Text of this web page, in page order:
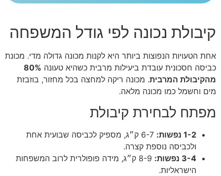
קיבולת נכונה לפי גודל המשפחה
אחת הטעויות הנפוצות ביותר היא לקנות מכונה גדולה מדי. מכונת
כביסה חסכונית עובדת ביעילות מרבית כשהיא טעונה 80%
מהקיבולת המרבית. מכונה ריקה למחצה בכל מחזור, בוזבזת
מים וחשמל כמו מכונה מלאה.
מפתח לבחירת קיבולת
1-2 נפשות:
6-7 ק״ג, מספיק לכביסה שבועית אחת
ולכביסה נוספת קצרה.
3-4 נפשות:
8-9 ק״ג, מידה פופולרית לרוב המשפחות
הישראליות.